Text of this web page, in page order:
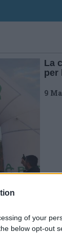
of your
below opt-out
La
per
9